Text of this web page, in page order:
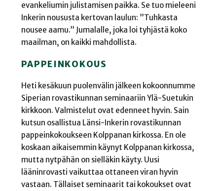
evankeliumin julistamisen paikka. Se tuo mieleeni
Inkerin noususta kertovan laulun: ”Tuhkasta
nousee aamu.” Jumalalle, joka loi tyhjästä koko
maailman, on kaikki mahdollista.
PAPPEINKOKOUS
Heti kesäkuun puolenvälin jälkeen kokoonnumme
Siperian rovastikunnan seminaariin Ylä-Suetukin
kirkkoon. Valmistelut ovat edenneet hyvin. Sain
kutsun osallistua Länsi-Inkerin rovastikunnan
pappeinkokoukseen Kolppanan kirkossa. En ole
koskaan aikaisemmin käynyt Kolppanan kirkossa,
mutta nytpähän on sielläkin käyty. Uusi
lääninrovasti vaikuttaa ottaneen viran hyvin
vastaan. Tällaiset seminaarit tai kokoukset ovat